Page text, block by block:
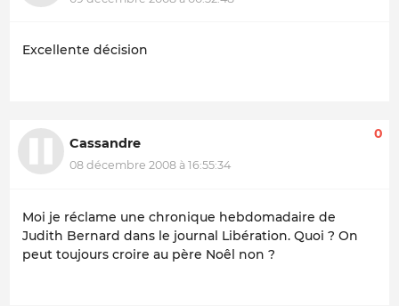
Excellente décision
Cassandre
08 décembre 2008 à 16:55:34
0
Moi je réclame une chronique hebdomadaire de
Judith Bernard dans le journal Libération. Quoi ? On
peut toujours croire au père Noêl non ?